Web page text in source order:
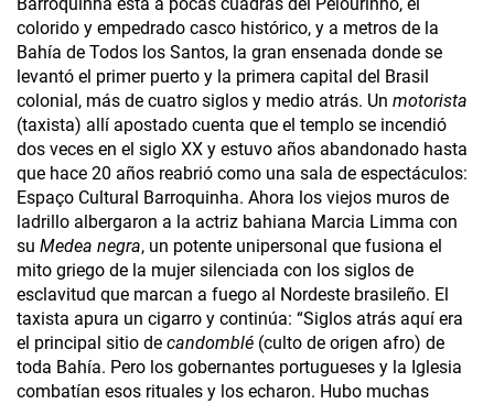
colorido y empedrado casco histórico, y a metros de la
Bahía de Todos los Santos, la gran ensenada donde se
levantó el primer puerto y la primera capital del Brasil
colonial, más de cuatro siglos y medio atrás. Un motorista
(taxista) allí apostado cuenta que el templo se incendió
dos veces en el siglo XX y estuvo años abandonado hasta
que hace 20 años reabrió como una sala de espectáculos:
Espaço Cultural Barroquinha. Ahora los viejos muros de
ladrillo albergaron a la actriz bahiana Marcia Limma con
su Medea negra, un potente unipersonal que fusiona el
mito griego de la mujer silenciada con los siglos de
esclavitud que marcan a fuego al Nordeste brasileño. El
taxista apura un cigarro y continúa: “Siglos atrás aquí era
el principal sitio de candomblé (culto de origen afro) de
toda Bahía. Pero los gobernantes portugueses y la Iglesia
combatían esos rituales y los echaron. Hubo muchas